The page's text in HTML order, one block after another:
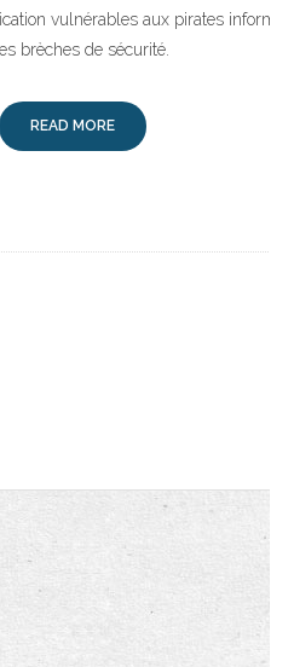
vulnérables aux pirates
brèches de sécurité.
READ MORE